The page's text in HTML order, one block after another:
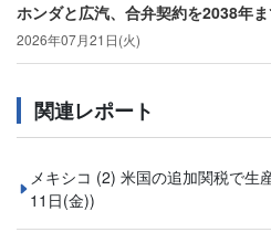
ホンダと広汽、合弁契約を2038年
2026年07月21日(火)
関連レポート
メキシコ (2) 米国の追加関税で生
11日(金))